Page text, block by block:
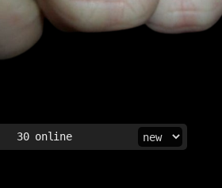
30online